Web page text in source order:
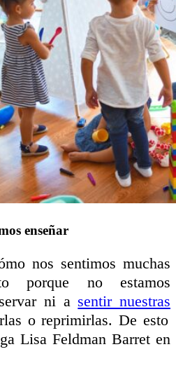
enseñar
nos sentimos muchas
porque no estamos
ni a sentir nuestras
o reprimirlas. De esto
Lisa Feldman Barret en